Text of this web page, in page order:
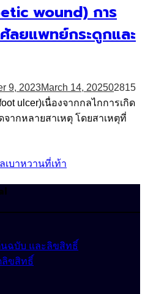
wound) การ
ลยแพทย์กระดูกและ
9, 2023March 14, 202502815
ulcer)เนื่องจากกลไกการเกิด
จากหลายสาเหตุ โดยสาเหตุที่
เบาหวานที่เท้า
ฉบับ และลิขสิทธิ์
ลิขสิทธิ์